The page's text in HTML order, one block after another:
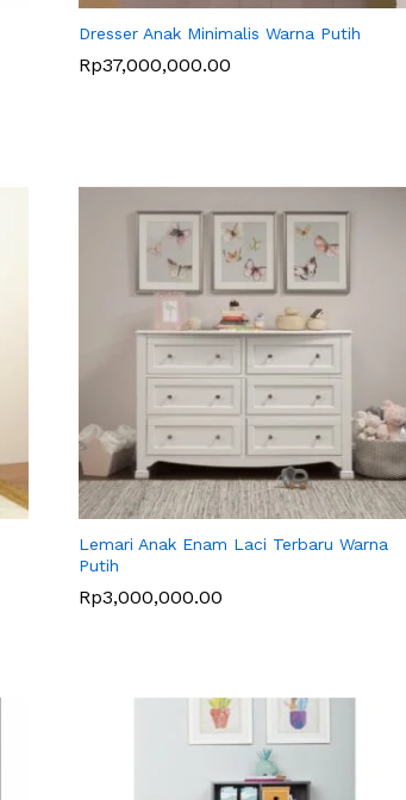
Dresser Anak Minimalis Warna Putih
Rp37,000,000.00
Rp37,000,000.00
Lemari Anak Enam Laci Terbaru Warna
Putih
Rp3,000,000.00
Rp3,000,000.00